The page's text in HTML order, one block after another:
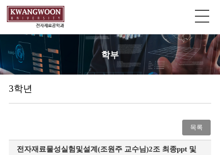
학부
3학년
목록
전자재료물성실험및설계(조원주 교수님)2조 최종ppt 및